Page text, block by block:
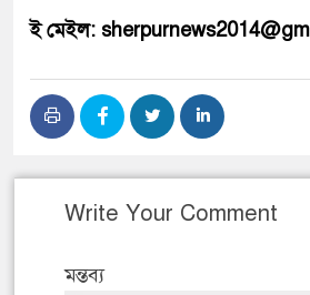
ই মেইল:
Write Your Comment
মন্তব্য